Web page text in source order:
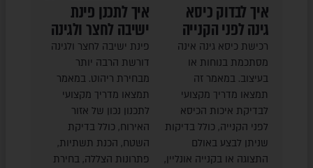
איך לבדוק כיסא
גינה לפני הקנייה
רכישת כיסא גינה אינה
מסתכמת בנוחות או
בעיצוב. במאמר זה
תמצאו מדריך מקצועי
לבדיקת איכות הכיסא
לפני הקנייה, כולל בדיקות
שניתן לבצע באולם
התצוגה או בקנייה אונליין,
איך לתכנן פינת
ישיבה לחצר ולגינה
פינת ישיבה לחצר ולגינה
דורשת הרבה יותר
מבחירת ריהוט. במאמר
תמצאו מדריך מקצועי
לתכנון נכון של אזור
האירוח, כולל בדיקת
השטח, הכנת תשתיות,
פתרונות הצללה, בחירת